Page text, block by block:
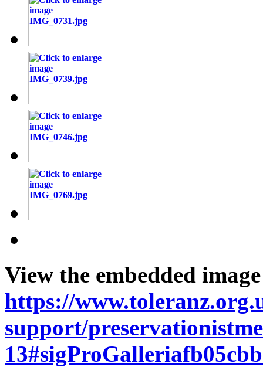
View the embedded
https://
support/